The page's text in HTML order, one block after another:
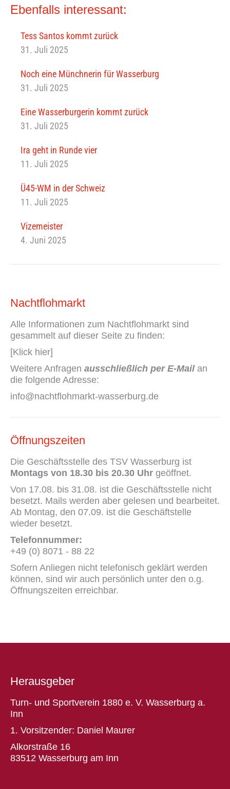
Ebenfalls interessant:
Tess Santos kommt zurück
31. Juli 2025
Noch eine Münchnerin für Wasserburg
31. Juli 2025
Eine Wasserburgerin kommt zurück
31. Juli 2025
Ira geht in Runde vier
11. Juli 2025
Ü45-WM in der Schweiz
11. Juli 2025
Vizemeister
4. Juni 2025
Nachtflohmarkt
Alle Informationen zum Nachtflohmarkt sind
gesammelt auf dieser Seite zu finden:
[Klick hier]
Weitere Anfragen ausschließlich per E-Mailan
die folgende Adresse:
info@nachtflohmarkt-wasserburg.de
Öffnungszeiten
Die Geschäftsstelle des TSV Wasserburg ist
Montags von 18.30 bis 20.30 Uhr geöffnet.
Von 17.08. bis 31.08. ist die Geschäftsstelle nicht
besetzt. Mails werden aber gelesen und bearbeitet.
Ab Montag, den 07.09. ist die Geschäftstelle
wieder besetzt.
Telefonnummer:
+49 (0) 8071 - 88 22
Sofern Anliegen nicht telefonisch geklärt werden
können, sind wir auch persönlich unter den o.g.
Öffnungszeiten erreichbar.
Herausgeber
Turn- und Sportverein 1880 e. V. Wasserburg a.
Inn
1. Vorsitzender: Daniel Maurer
Alkorstraße 16
83512 Wasserburg am Inn